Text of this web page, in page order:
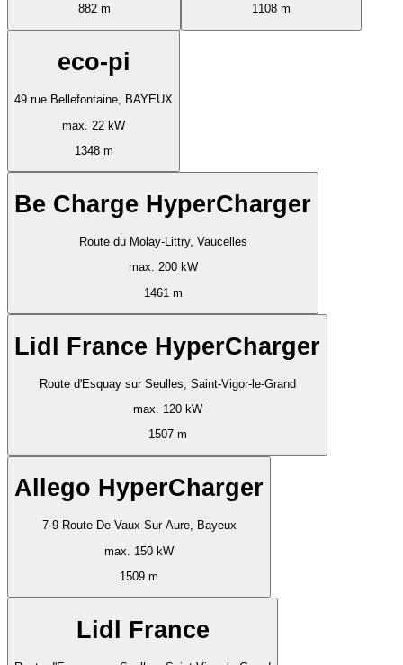
882 m
1108 m
eco-pi
49 rue Bellefontaine, BAYEUX
max. 22 kW
1348 m
Be Charge HyperCharger
Route du Molay-Littry, Vaucelles
max. 200 kW
1461 m
Lidl France HyperCharger
Route d'Esquay sur Seulles, Saint-Vigor-le-Grand
max. 120 kW
1507 m
Allego HyperCharger
7-9 Route De Vaux Sur Aure, Bayeux
max. 150 kW
1509 m
Lidl France